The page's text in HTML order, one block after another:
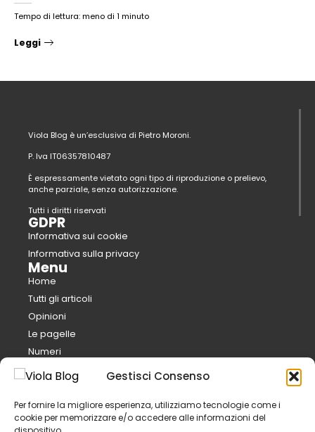
Gestisci Consenso
Per fornire la migliore esperienza, utilizziamo tecnologie come i
cookie per memorizzare e/o accedere alle informazioni del
Tempo di lettura: meno di 1 minuto
Leggi
Viola Blog è un’esclusiva di Pietro Moroni.
P. Iva IT06357810487
È espressamente vietato ogni tipo di riproduzione o prelievo,
anche parziale, senza autorizzazione.
Tutti i diritti riservati
GDPR
Informativa sui cookie
Informativa sulla privacy
Menu
Home
Tutti gli articoli
Opinioni
Le pagelle
Numeri
Analisi
Calcio e pepe
FantaViola